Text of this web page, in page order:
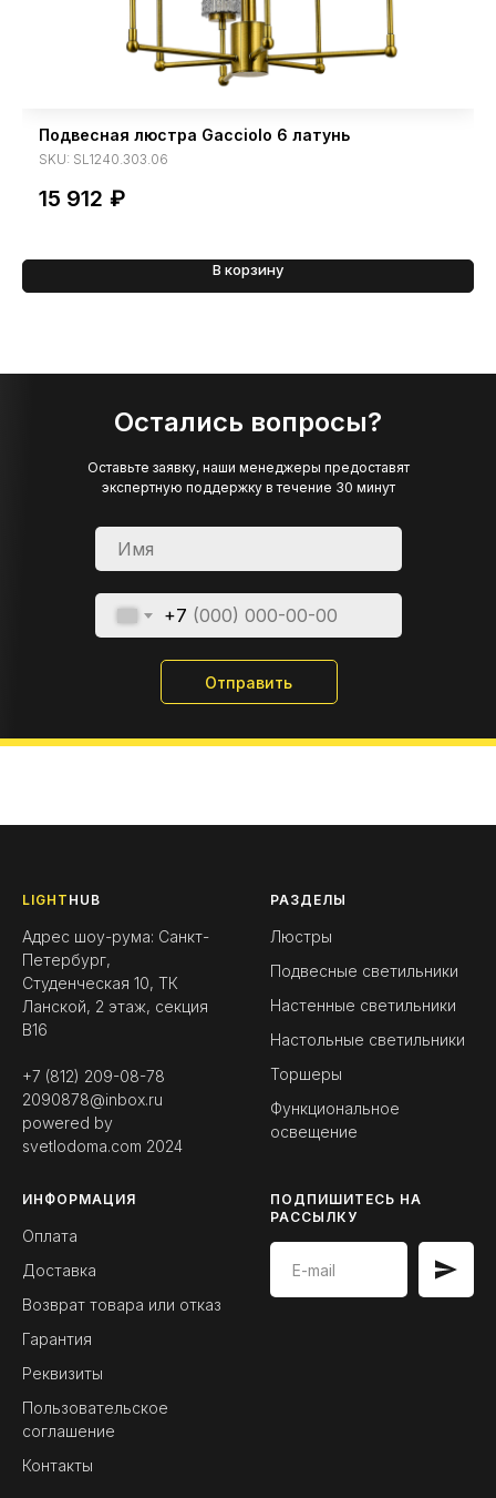
Подвесная люстра Gacciolo 6 латунь
SKU: SL1240.303.06
15 912 ₽
В корзину
Остались вопросы?
+7
Отправить
Оставьте заявку, наши менеджеры предоставят
экспертную поддержку в течение 30 минут
LIGHT HUB
Адрес шоу-рума: Санкт-
Петербург,
Студенческая 10, ТК
Ланской, 2 этаж, секция
B16
+7 (812) 209-08-78
2090878@inbox.ru
powered by
svetlodoma.com 2024
РАЗДЕЛЫ
Люстры
Подвесные светильники
Настенные светильники
Настольные светильники
Торшеры
Функциональное
освещение
ИНФОРМАЦИЯ
Оплата
Доставка
Возврат товара или отказ
Гарантия
Реквизиты
Пользовательское
соглашение
Контакты
ПОДПИШИТЕСЬ НА
РАССЫЛКУ